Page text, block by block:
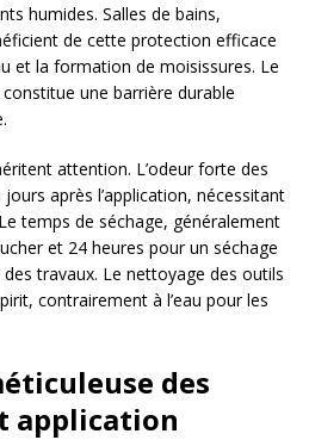
humides. Salles de bains,
de cette protection efficace
et la formation de moisissures. Le
une barrière durable
attention. L’odeur forte des
après l’application, nécessitant
temps de séchage, généralement
et 24 heures pour un séchage
travaux. Le nettoyage des outils
contrairement à l’eau pour les
des
application